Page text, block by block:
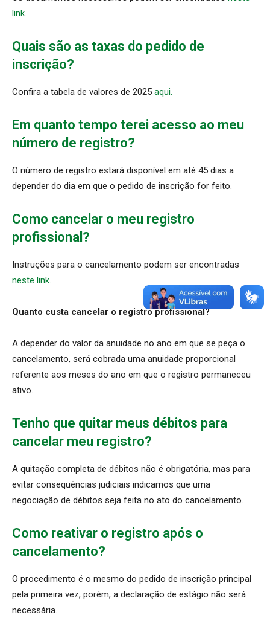
link.
Quais são as taxas do pedido de
inscrição?
Confira a tabela de valores de 2025 aqui.
Em quanto tempo terei acesso ao meu
número de registro?
O número de registro estará disponível em até 45 dias a
depender do dia em que o pedido de inscrição for feito.
Como cancelar o meu registro
profissional?
Instruções para o cancelamento podem ser encontradas
neste link.
Quanto custa cancelar o registro profissional?
A depender do valor da anuidade no ano em que se peça o
cancelamento, será cobrada uma anuidade proporcional
referente aos meses do ano em que o registro permaneceu
ativo.
Tenho que quitar meus débitos para
cancelar meu registro?
A quitação completa de débitos não é obrigatória, mas para
evitar consequências judiciais indicamos que uma
negociação de débitos seja feita no ato do cancelamento.
Como reativar o registro após o
cancelamento?
O procedimento é o mesmo do pedido de inscrição principal
pela primeira vez, porém, a declaração de estágio não será
necessária.